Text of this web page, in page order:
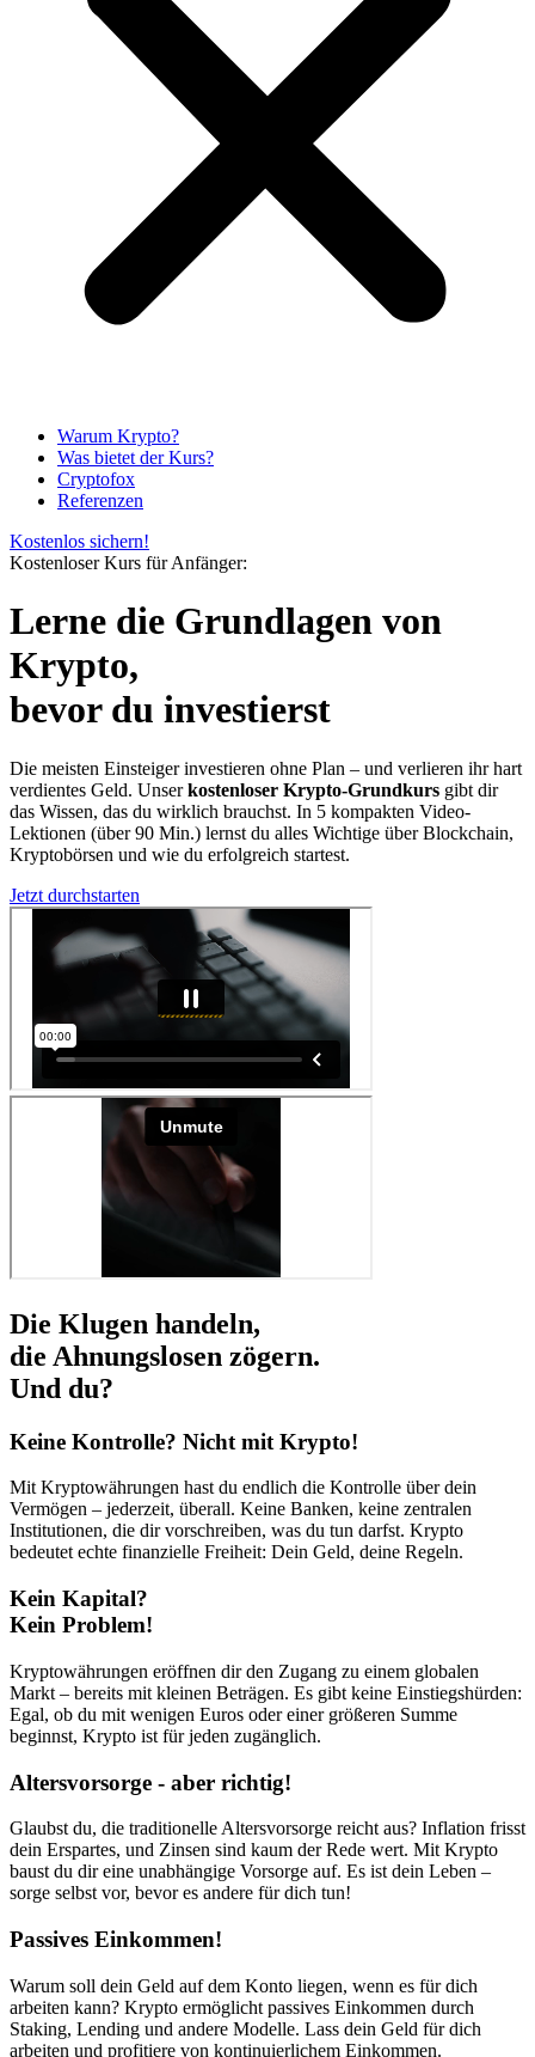
Warum Krypto?
Was bietet der Kurs?
Cryptofox
Referenzen
Kostenlos sichern!
Kostenloser Kurs für Anfänger:
Lerne die Grundlagen von
Krypto,
bevor du investierst
Die meisten Einsteiger investieren ohne Plan – und verlieren ihr hart
verdientes Geld. Unserkostenloser Krypto-Grundkurs gibt dir
das Wissen, das du wirklich brauchst. In 5 kompakten Video-
Lektionen (über 90 Min.) lernst du alles Wichtige über Blockchain,
Kryptobörsen und wie du erfolgreich startest.
Jetzt durchstarten
Die Klugen handeln,
die Ahnungslosen zögern.
Und du?
Keine Kontrolle? Nicht mit Krypto!
Mit Kryptowährungen hast du endlich die Kontrolle über dein
Vermögen – jederzeit, überall. Keine Banken, keine zentralen
Institutionen, die dir vorschreiben, was du tun darfst. Krypto
bedeutet echte finanzielle Freiheit: Dein Geld, deine Regeln.
Kein Kapital?
Kein Problem!
Kryptowährungen eröffnen dir den Zugang zu einem globalen
Markt – bereits mit kleinen Beträgen. Es gibt keine Einstiegshürden:
Egal, ob du mit wenigen Euros oder einer größeren Summe
beginnst, Krypto ist für jeden zugänglich.
Altersvorsorge - aber richtig!
Glaubst du, die traditionelle Altersvorsorge reicht aus? Inflation frisst
dein Erspartes, und Zinsen sind kaum der Rede wert. Mit Krypto
baust du dir eine unabhängige Vorsorge auf. Es ist dein Leben –
sorge selbst vor, bevor es andere für dich tun!
Passives Einkommen!
Warum soll dein Geld auf dem Konto liegen, wenn es für dich
arbeiten kann? Krypto ermöglicht passives Einkommen durch
Staking, Lending und andere Modelle. Lass dein Geld für dich
arbeiten und profitiere von kontinuierlichem Einkommen.